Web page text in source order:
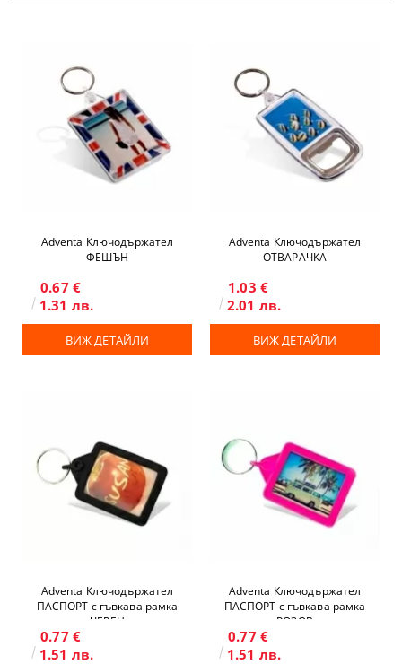
Adventa Ключодържател
ФЕШЪН
0.67 €
1.31 лв.
ВИЖ ДЕТАЙЛИ
Adventa Ключодържател
ОТВАРАЧКА
1.03 €
2.01 лв.
ВИЖ ДЕТАЙЛИ
Adventa Ключодържател
ПАСПОРТ с гъвкава рамка
ЧЕРЕН
0.77 €
1.51 лв.
Adventa Ключодържател
ПАСПОРТ с гъвкава рамка
РОЗОВ
0.77 €
1.51 лв.